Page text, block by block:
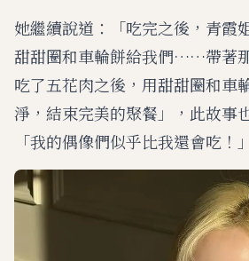
她繼續說道：「吃完之後，青霞
甜甜圈和車輪餅給我們……帶著
吃了五花肉之後，用甜甜圈和車
淨，結束完美的聚餐」，此故事
「我的偶像們似乎比我還會吃！